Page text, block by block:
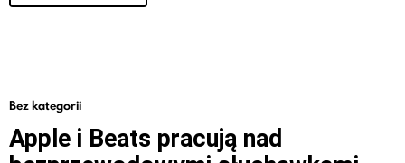
Bez kategorii
Apple i Beats pracują nad